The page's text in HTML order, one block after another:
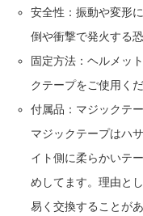
安全性：振動や変形
倒や衝撃で発火する
固定方法：ヘルメッ
クテープをご使用くだ
付属品：マジックテ
マジックテープはハ
イト側に柔らかいテ
めしてます。理由と
易く交換することが